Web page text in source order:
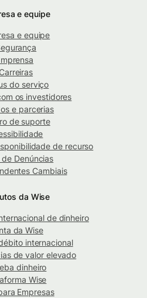
e equipe
e equipe
Carreiras
do serviço
os investidores
e parcerias
de suporte
de recurso
de Denúncias
Cambiais
da Wise
de dinheiro
da Wise
internacional
de valor elevado
dinheiro
Wise
Empresas